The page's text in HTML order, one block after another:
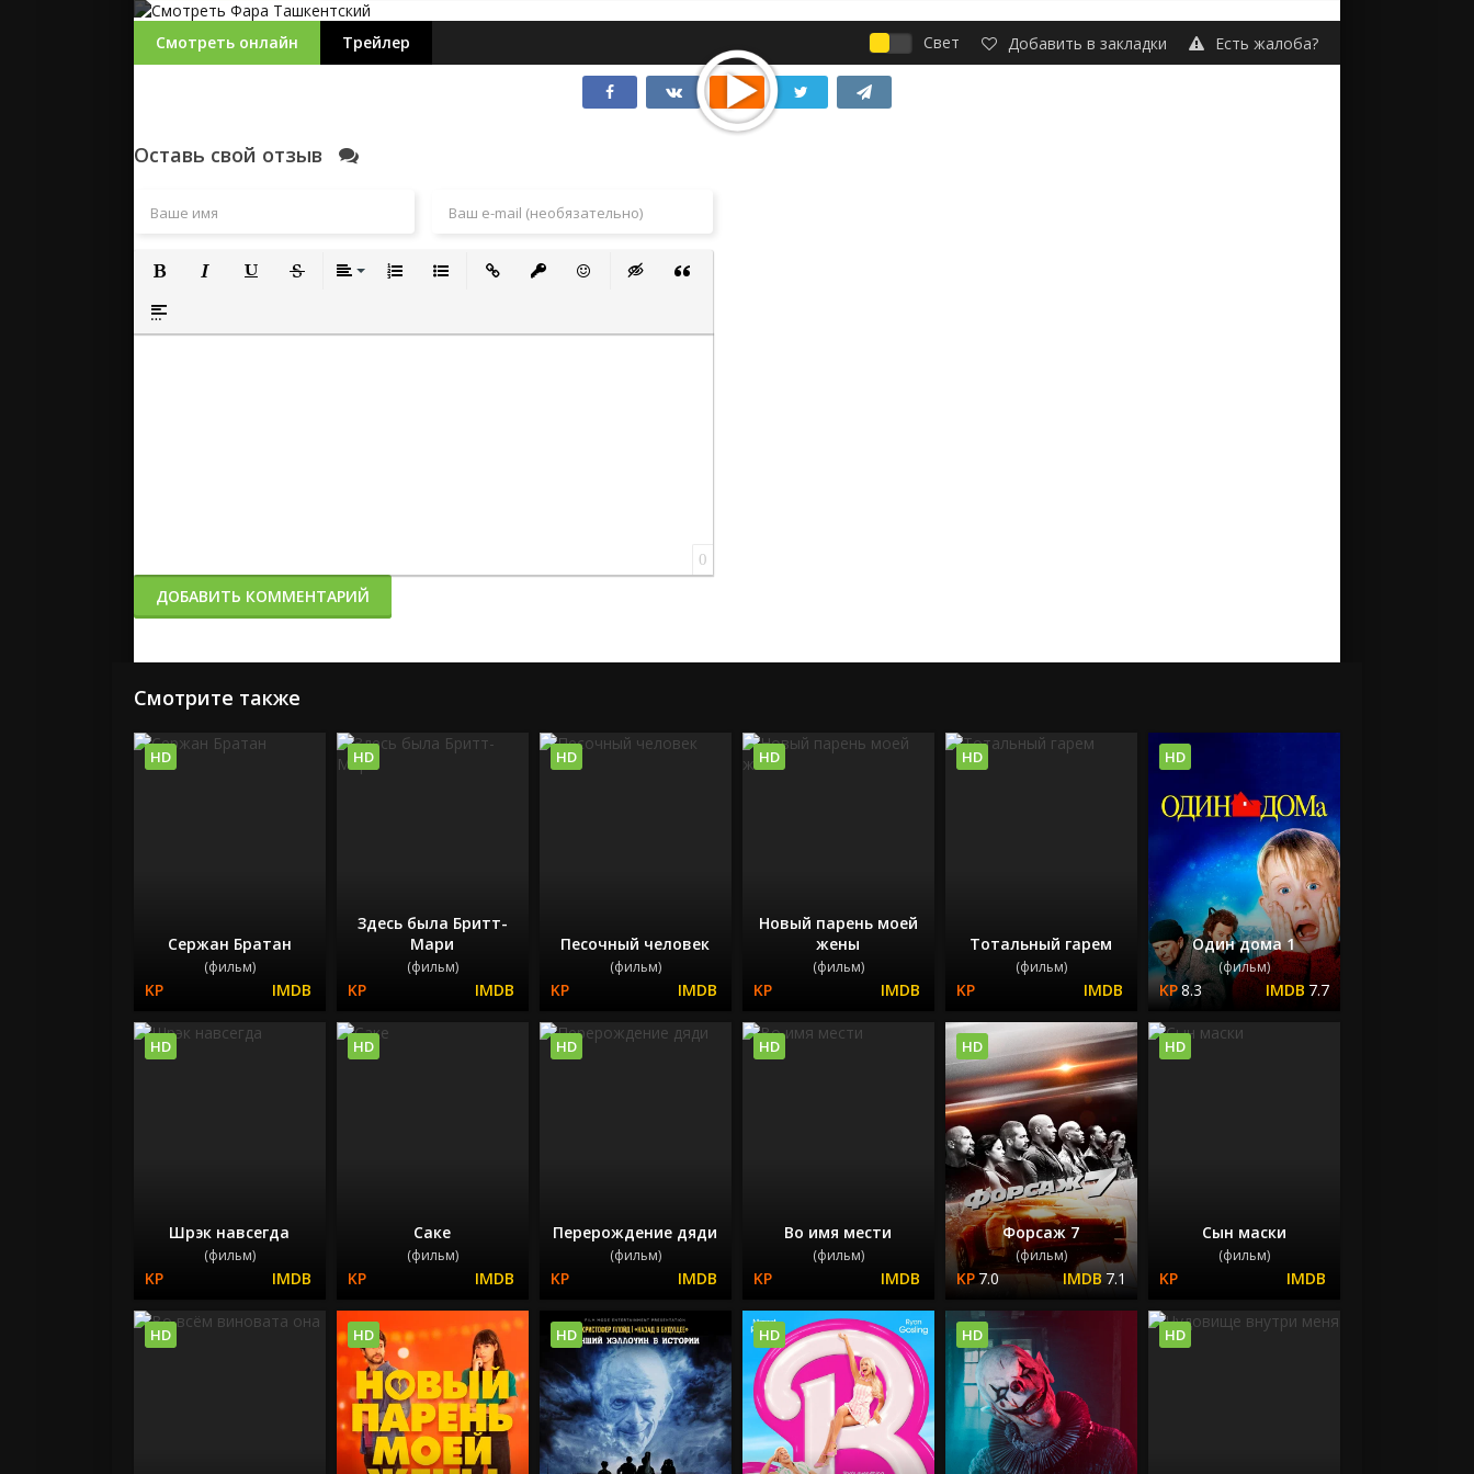
Смотреть онлайн Трейлер Свет Добавить в закладки Есть жалоба?
Оставь свой отзыв
Полужирный
Вставка спойлера
0
ДОБАВИТЬ КОММЕНТАРИЙ
Смотрите также
Сержан Братан
(фильм)
HD
Здесь была Бритт-
Мари
(фильм)
HD
Песочный человек
(фильм)
HD
Новый парень моей
жены
(фильм)
HD
Тотальный гарем
(фильм)
HD
Один дома 1
(фильм)
8.3 7.7
HD
Шрэк навсегда
(фильм)
HD
Саке
(фильм)
HD
Перерождение дяди
(фильм)
HD
Во имя мести
(фильм)
HD
Форсаж 7
(фильм)
7.0 7.1
HD
Сын маски
(фильм)
HD
HD HD HD HD HD HD